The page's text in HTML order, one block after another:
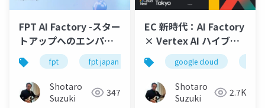
FPT AI Factory -スター
トアップへのエンパワ
ーメントによる実社会
での AI アプリケーショ
ン推進 -
fpt fpt japan ai genai nvidia
Shotaro
Suzuki
347
EC 新時代：AI Factory
× Vertex AI ハイブリ
ッド連携術 - 配布用(当
日実施版)
google cloud
Shotaro
Suzuki
2.7K